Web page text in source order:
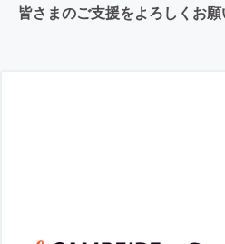
皆さまのご支援をよろしくお願